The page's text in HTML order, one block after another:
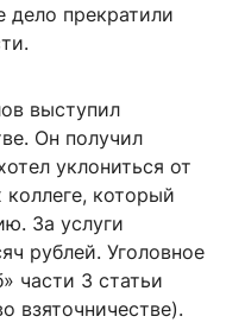
дело прекратили
выступил
Он получил
уклониться от
который
За услуги
рублей. Уголовное
части 3 статьи
взяточничестве).